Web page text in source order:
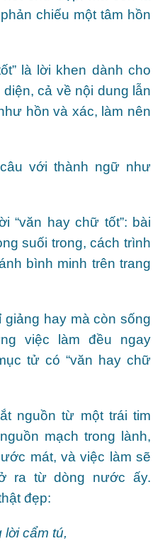
chiếu một tâm hồn
là lời khen dành cho
cả về nội dung lẫn
hồn và xác, làm nên
với thành ngữ như
“văn hay chữ tốt”: bài
suối trong, cách trình
bình minh trên trang
hay mà còn sống
việc làm đều ngay
tử có “văn hay chữ
nguồn từ một trái tim
mạch trong lành,
mát, và việc làm sẽ
ra từ dòng nước ấy.
đẹp:
lời cẩm tú,